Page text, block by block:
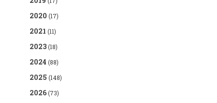
2020 (17)
2021 (11)
2023(18)
2024 (88)
2025 (148)
2026(73)